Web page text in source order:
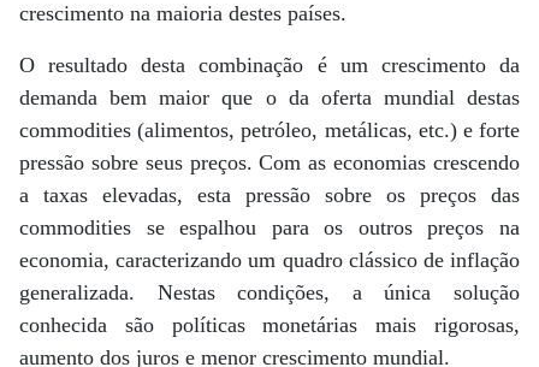
crescimento na maioria destes países.
O resultado desta combinação é um crescimento da
demanda bem maior que o da oferta mundial destas
commodities (alimentos, petróleo, metálicas, etc.) e forte
pressão sobre seus preços. Com as economias crescendo
a taxas elevadas, esta pressão sobre os preços das
commodities se espalhou para os outros preços na
economia, caracterizando um quadro clássico de inflação
generalizada. Nestas condições, a única solução
conhecida são políticas monetárias mais rigorosas,
aumento dos juros e menor crescimento mundial.